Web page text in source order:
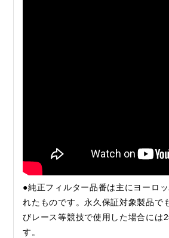
●純正フィルター品番は主にヨーロ
れたものです。永久保証対象製品で
びレース等競技で使用した場合には
す。